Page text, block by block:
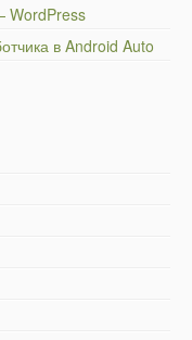
WordPress
в Android Auto